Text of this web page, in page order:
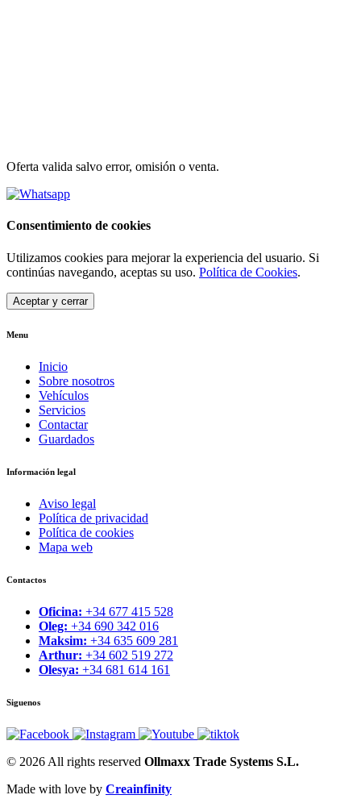
Oferta valida salvo error, omisión o venta.
Consentimiento de cookies
Utilizamos cookies para mejorar la experiencia del usuario. Si
continúas navegando, aceptas su uso. Política de Cookies.
Aceptar y cerrar
Menu
Inicio
Sobre nosotros
Vehículos
Servicios
Contactar
Guardados
Información legal
Aviso legal
Política de privacidad
Política de cookies
Mapa web
Contactos
Oficina: +34 677 415 528
Oleg: +34 690 342 016
Maksim: +34 635 609 281
Arthur: +34 602 519 272
Olesya: +34 681 614 161
Siguenos
© 2026 All rights reserved Ollmaxx Trade Systems S.L.
Made with love by Creainfinity